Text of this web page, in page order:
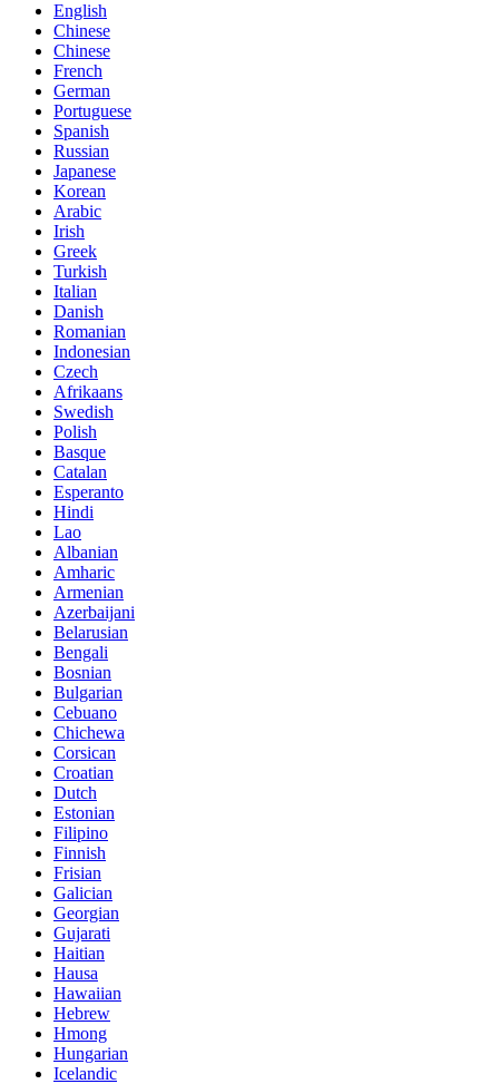
English
Chinese
Chinese
French
German
Portuguese
Spanish
Russian
Japanese
Korean
Arabic
Irish
Greek
Turkish
Italian
Danish
Romanian
Indonesian
Czech
Afrikaans
Swedish
Polish
Basque
Catalan
Esperanto
Hindi
Lao
Albanian
Amharic
Armenian
Azerbaijani
Belarusian
Bengali
Bosnian
Bulgarian
Cebuano
Chichewa
Corsican
Croatian
Dutch
Estonian
Filipino
Finnish
Frisian
Galician
Georgian
Gujarati
Haitian
Hausa
Hawaiian
Hebrew
Hmong
Hungarian
Icelandic